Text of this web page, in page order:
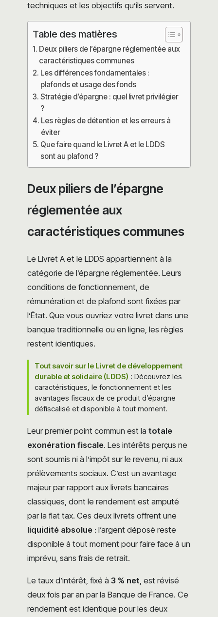
techniques et les objectifs qu’ils servent.
Table des matières
Deux piliers de l’épargne réglementée aux
caractéristiques communes
Les différences fondamentales :
plafonds et usage des fonds
Stratégie d’épargne : quel livret privilégier
?
Les règles de détention et les erreurs à
éviter
Que faire quand le Livret A et le LDDS
sont au plafond ?
Deux piliers de l’épargne
réglementée aux
caractéristiques communes
Le Livret A et le LDDS appartiennent à la
catégorie de l’épargne réglementée. Leurs
conditions de fonctionnement, de
rémunération et de plafond sont fixées par
l’État. Que vous ouvriez votre livret dans une
banque traditionnelle ou en ligne, les règles
restent identiques.
Tout savoir sur le Livret de développement
durable et solidaire (LDDS) : Découvrez les
caractéristiques, le fonctionnement et les
avantages fiscaux de ce produit d’épargne
défiscalisé et disponible à tout moment.
Leur premier point commun est la totale
exonération fiscale. Les intérêts perçus ne
sont soumis ni à l’impôt sur le revenu, ni aux
prélèvements sociaux. C’est un avantage
majeur par rapport aux livrets bancaires
classiques, dont le rendement est amputé
par la flat tax. Ces deux livrets offrent une
liquidité absolue : l’argent déposé reste
disponible à tout moment pour faire face à un
imprévu, sans frais de retrait.
Le taux d’intérêt, fixé à 3 % net , est révisé
deux fois par an par la Banque de France. Ce
rendement est identique pour les deux